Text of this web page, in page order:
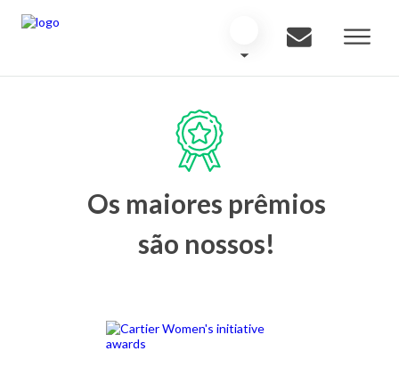
Os maiores prêmios
são nossos!